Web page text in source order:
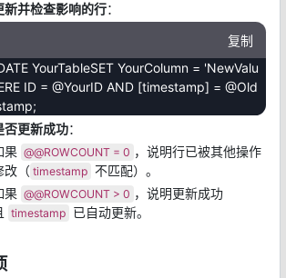
新并检查影响的行：
复制
YourTableSET YourColumn = 'NewValu
ID = @YourID AND [timestamp] = @Old
否更新成功：
果 @@ROWCOUNT = 0 ，说明行已被其他操作
改（ timestamp 不匹配）。
果 @@ROWCOUNT > 0 ，说明更新成功
timestamp 已自动更新。